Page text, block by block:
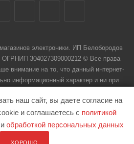
электроники. ИП Белобородов
ОГРНИП 304027309000212 © Все права
внимание на то, что данный интернет-
информационный характер и ни при
наш сайт, вы даете согласие на
и соглашаетесь с политикой
обработкой персональных данных
ХОРОШО